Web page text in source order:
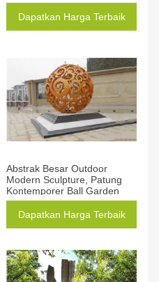
Dapatkan Harga Terbaik
Abstrak Besar Outdoor
Modern Sculpture, Patung
Kontemporer Ball Garden
Dapatkan Harga Terbaik